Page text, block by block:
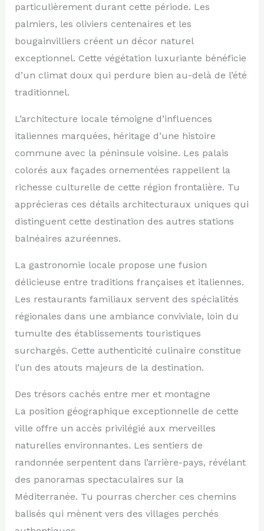
particulièrement durant cette période. Les
palmiers, les oliviers centenaires et les
bougainvilliers créent un décor naturel
exceptionnel. Cette végétation luxuriante bénéficie
d’un climat doux qui perdure bien au-delà de l’été
traditionnel.
L’architecture locale témoigne d’influences
italiennes marquées, héritage d’une histoire
commune avec la péninsule voisine. Les palais
colorés aux façades ornementées rappellent la
richesse culturelle de cette région frontalière. Tu
apprécieras ces détails architecturaux uniques qui
distinguent cette destination des autres stations
balnéaires azuréennes.
La gastronomie locale propose une fusion
délicieuse entre traditions françaises et italiennes.
Les restaurants familiaux servent des spécialités
régionales dans une ambiance conviviale, loin du
tumulte des établissements touristiques
surchargés. Cette authenticité culinaire constitue
l’un des atouts majeurs de la destination.
Des trésors cachés entre mer et montagne
La position géographique exceptionnelle de cette
ville offre un accès privilégié aux merveilles
naturelles environnantes. Les sentiers de
randonnée serpentent dans l’arrière-pays, révélant
des panoramas spectaculaires sur la
Méditerranée. Tu pourras chercher ces chemins
balisés qui mènent vers des villages perchés